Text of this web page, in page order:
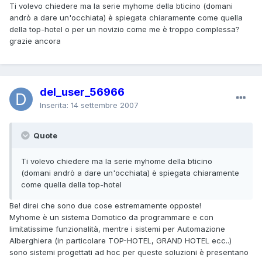
Ti volevo chiedere ma la serie myhome della bticino (domani
andrò a dare un'occhiata) è spiegata chiaramente come quella
della top-hotel o per un novizio come me è troppo complessa?
grazie ancora
del_user_56966
Inserita: 14 settembre 2007
Quote
Ti volevo chiedere ma la serie myhome della bticino
(domani andrò a dare un'occhiata) è spiegata chiaramente
come quella della top-hotel
Be! direi che sono due cose estremamente opposte!
Myhome è un sistema Domotico da programmare e con
limitatissime funzionalità, mentre i sistemi per Automazione
Alberghiera (in particolare TOP-HOTEL, GRAND HOTEL ecc..)
sono sistemi progettati ad hoc per queste soluzioni è presentano